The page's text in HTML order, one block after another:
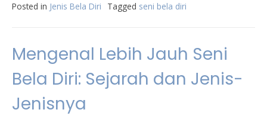
Posted in Jenis Bela Diri Tagged seni bela diri
Mengenal Lebih Jauh Seni
Bela Diri: Sejarah dan Jenis-
Jenisnya